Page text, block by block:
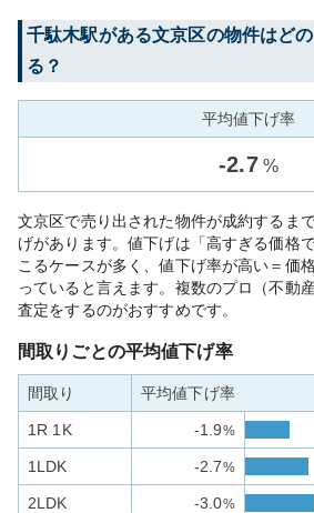
千駄木駅がある文京区の物件はど
る？
平均値下げ率
-2.7 %
文京区で売り出された物件が成約するま
げがあります。値下げは「高すぎる価格
こるケースが多く、値下げ率が高い＝価
っていると言えます。複数のプロ（不動
査定をするのがおすすめです。
間取りごとの平均値下げ率
間取り 平均値下げ率
1R 1K -1.9%
1LDK -2.7%
2LDK -3.0%